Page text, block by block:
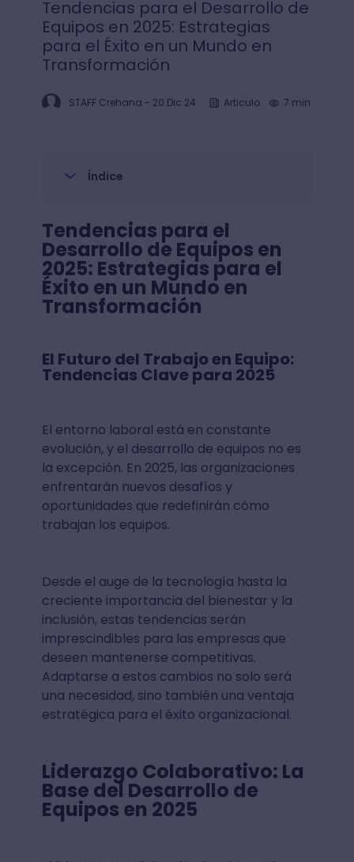
Tendencias para el Desarrollo de
Equipos en 2025: Estrategias
para el Éxito en un Mundo en
Transformación
STAFF Crehana - 20 Dic 24 Articulo 7 min.
Índice
Tendencias para el
Desarrollo de Equipos en
2025: Estrategias para el
Éxito en un Mundo en
Transformación
El Futuro del Trabajo en Equipo:
Tendencias Clave para 2025
El entorno laboral está en constante
evolución, y el desarrollo de equipos no es
la excepción. En 2025, las organizaciones
enfrentarán nuevos desafíos y
oportunidades que redefinirán cómo
trabajan los equipos.
Desde el auge de la tecnología hasta la
creciente importancia del bienestar y la
inclusión, estas tendencias serán
imprescindibles para las empresas que
deseen mantenerse competitivas.
Adaptarse a estos cambios no solo será
una necesidad, sino también una ventaja
estratégica para el éxito organizacional.
Liderazgo Colaborativo: La
Base del Desarrollo de
Equipos en 2025